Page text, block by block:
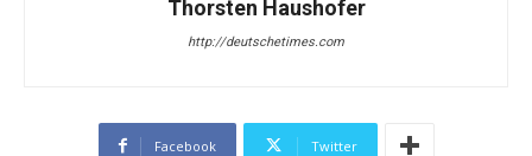
Thorsten Haushofer
http://deutschetimes.com
Facebook Twitter